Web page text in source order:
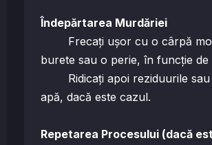
Îndepărtarea Murdăriei
Frecați ușor cu o cârpă
burete sau o perie, în funcție de
Ridicați apoi reziduurile sau
apă, dacă este cazul.
Repetarea Procesului (dacă